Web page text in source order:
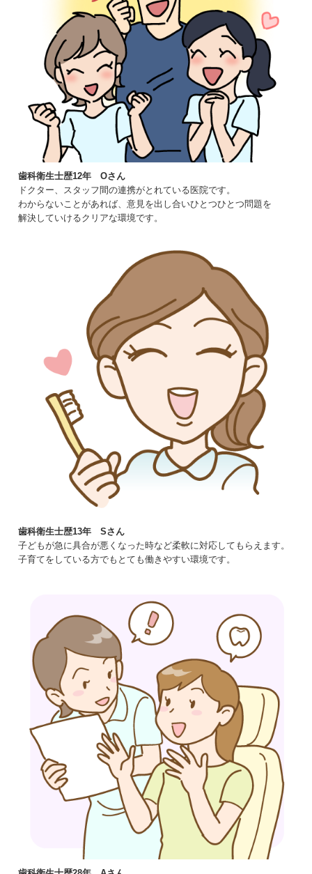
歯科衛生士歴12年 Oさん
ドクター、スタッフ間の連携がとれている医院です。
わからないことがあれば、意見を出し合いひとつひとつ問題を
解決していけるクリアな環境です。
歯科衛生士歴13年 Sさん
子どもが急に具合が悪くなった時など柔軟に対応してもらえます。
子育てをしている方でもとても働きやすい環境です。